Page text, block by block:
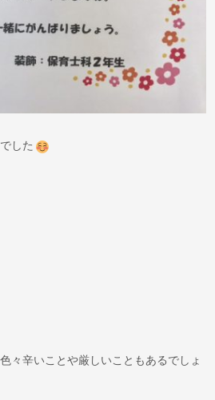
した
々辛いことや厳しいこともあるでしょ